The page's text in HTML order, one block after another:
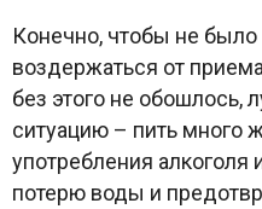
Конечно, чтобы не
воздержаться от
без этого не обошлось,
ситуацию – пить много
употребления алкоголя
потерю воды и